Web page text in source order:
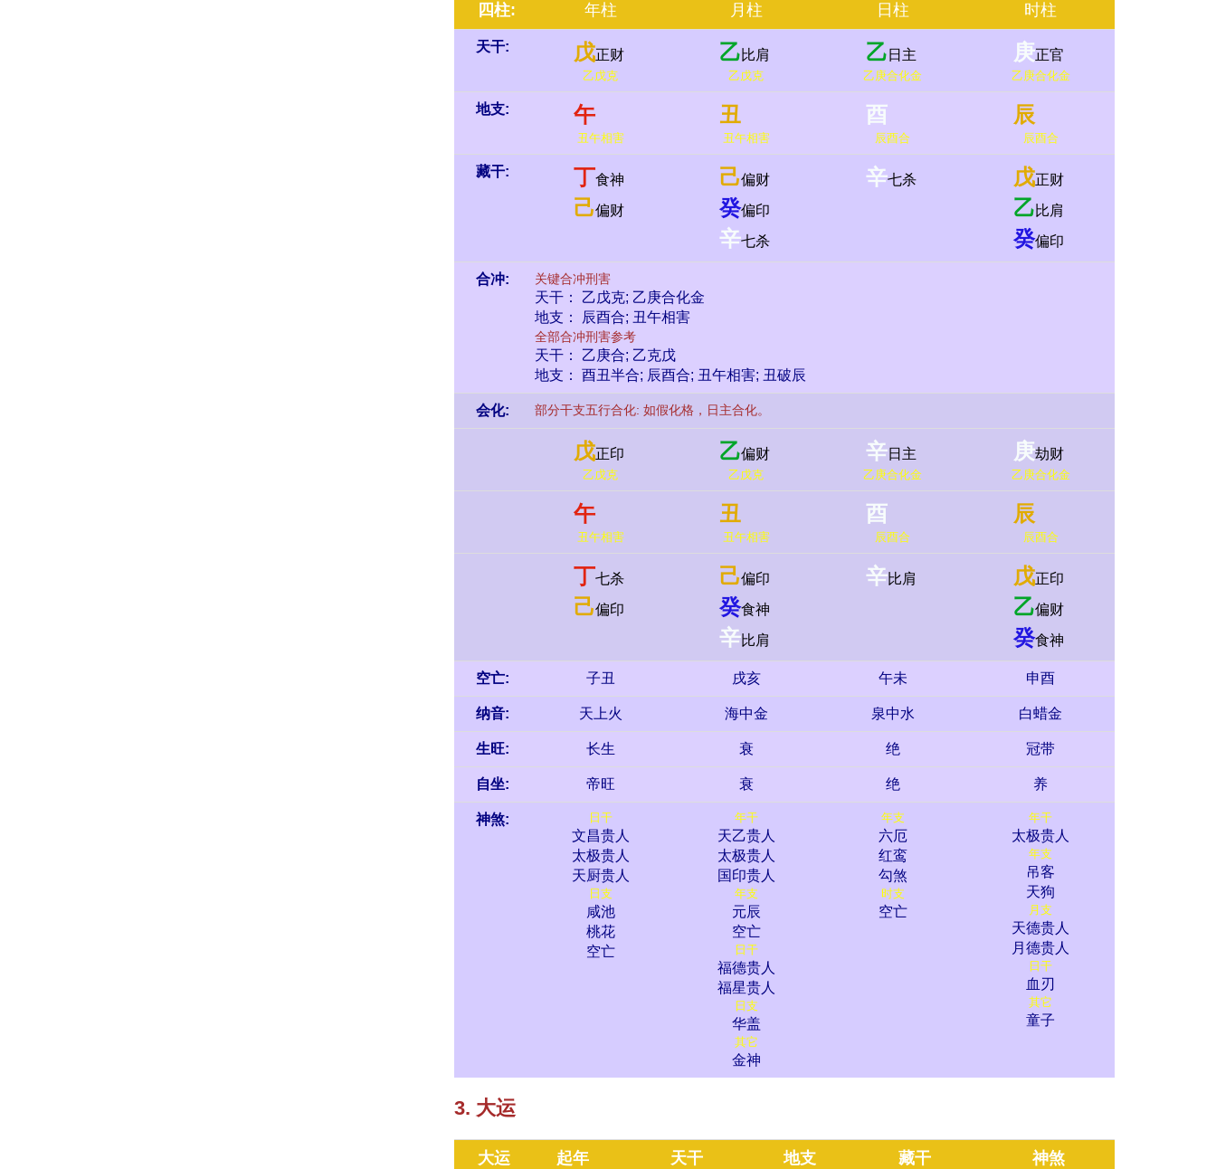
四柱: 年柱 月柱 日柱 时柱
天干: 戊正财
乙戊克
乙比肩
乙戊克
乙 日主
乙庚合化金
庚正官
乙庚合化金
地支: 午
丑午相害
丑
丑午相害
酉
辰酉合
辰
辰酉合
藏干: 丁食神
己偏财
己偏财
癸偏印
辛七杀
辛七杀 戊正财
乙比肩
癸偏印
合冲: 关键合冲刑害
天干： 乙戊克; 乙庚合化金
地支： 辰酉合; 丑午相害
全部合冲刑害参考
天干： 乙庚合; 乙克戊
地支： 酉丑半合; 辰酉合; 丑午相害; 丑破辰
会化: 部分干支五行合化: 如假化格，日主合化。
戊正印
乙戊克
乙偏财
乙戊克
辛日主
乙庚合化金
庚劫财
乙庚合化金
午
丑午相害
丑
丑午相害
酉
辰酉合
辰
辰酉合
丁七杀
己偏印
己偏印
癸食神
辛比肩
辛比肩 戊正印
乙偏财
癸食神
空亡: 子丑 戌亥 午未 申酉
纳音: 天上火 海中金 泉中水 白蜡金
生旺: 长生 衰 绝 冠带
自坐: 帝旺 衰 绝 养
神煞: 日干
文昌贵人
太极贵人
天厨贵人
日支
咸池
桃花
空亡
年干
天乙贵人
太极贵人
国印贵人
年支
元辰
空亡
日干
福德贵人
福星贵人
日支
华盖
其它
金神
年支
六厄
红鸾
勾煞
时支
空亡
年干
太极贵人
年支
吊客
天狗
月支
天德贵人
月德贵人
日干
血刃
其它
童子
3. 大运
大运 起年 天干 地支 藏干 神煞